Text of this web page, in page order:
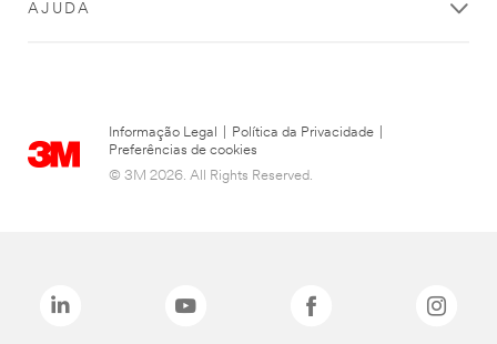
AJUDA
Informação Legal Política da Privacidade
Preferências de cookies
© 3M 2026. All Rights Reserved.